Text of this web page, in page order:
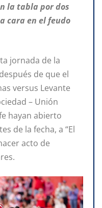
la tabla por dos
cara en el feudo
jornada de la
de que el
versus Levante
– Unión
hayan abierto
de la fecha, a “El
acto de